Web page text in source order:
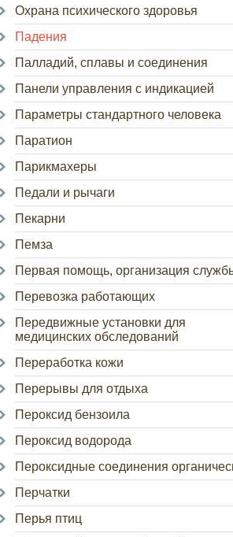
Охрана психического здоровья
Падения
Палладий, сплавы и соединения
Панели управления с индикацией
Параметры стандартного человека
Паратион
Парикмахеры
Педали и рычаги
Пекарни
Пемза
Первая помощь, организация
Перевозка работающих
Передвижные установки для
медицинских обследований
Переработка кожи
Перерывы для отдыха
Пероксид бензоила
Пероксид водорода
Пероксидные соединения
Перчатки
Перья птиц